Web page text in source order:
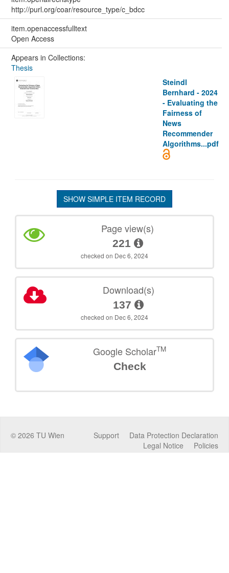
http://purl.org/coar/resource_type/c_bdcc
item.openaccessfulltext
Open Access
Appears in Collections:
Thesis
Steindl
Bernhard - 2024
- Evaluating the
Fairness of
News
Recommender
Algorithms...pdf
SHOW SIMPLE ITEM RECORD
Page view(s)
221
checked on Dec 6, 2024
Download(s)
137
checked on Dec 6, 2024
Google ScholarTM
Check
© 2026 TU Wien Data Protection Declaration
Support
Policies
Legal Notice